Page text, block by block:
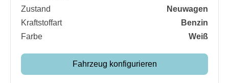
Zustand
Neuwagen
Kraftstoffart
Benzin
Farbe
Weiß
Fahrzeug konfigurieren